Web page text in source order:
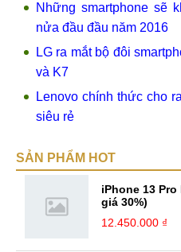
Những smartphone sẽ
nửa đầu đầu năm 2016
LG ra mắt bộ đôi
và K7
Lenovo chính thức cho
siêu rẻ
SẢN PHẨM HOT
iPhone 13
giá 30%)
12.450.000 ₫